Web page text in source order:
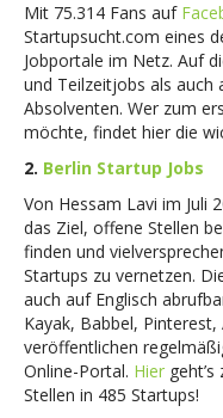
Mit 75.314 Fans auf
Startupsucht.com eines
Jobportale im Netz. Auf
und Teilzeitjobs als auch
Absolventen. Wer zum
möchte, findet hier die
2. Berlin Startup Jobs
Von Hessam Lavi im Juli
das Ziel, offene Stellen
finden und
Startups zu vernetzen.
auch auf Englisch
Kayak, Babbel,
veröffentlichen
Online-Portal. Hier
Stellen in 485 Startups!